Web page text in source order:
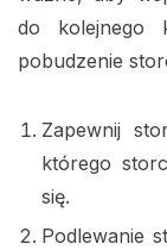
do kolejnego
pobudzenie
Zapewnij
którego
się.
Podlewanie